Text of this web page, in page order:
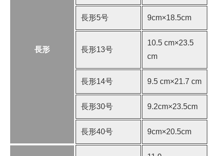
長形
長形5号 9cm×18.5cm
長形13号
10.5 cm×23.5
cm
長形14号 9.5 cm×21.7 cm
長形30号 9.2cm×23.5cm
長形40号 9cm×20.5cm